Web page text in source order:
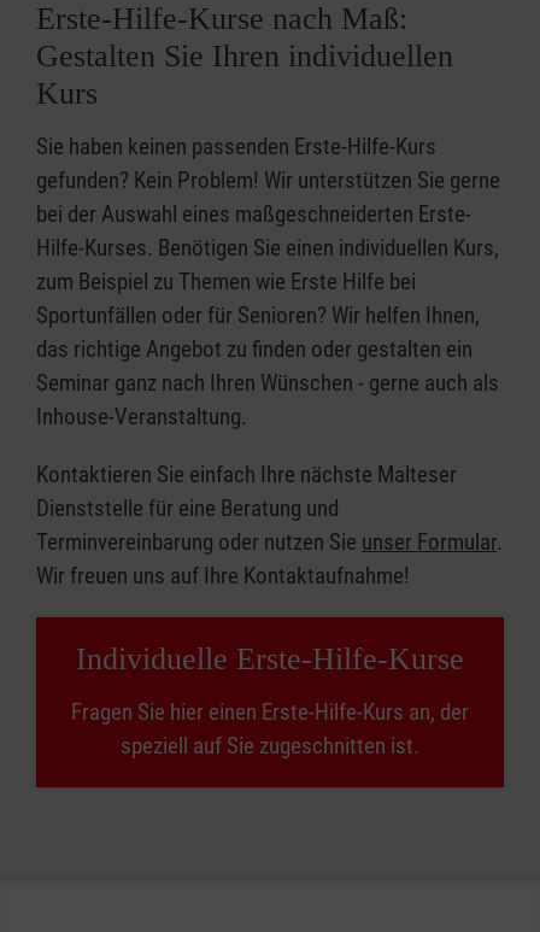
Erste-Hilfe-Kurse nach Maß:
Gestalten Sie Ihren individuellen
Kurs
Sie haben keinen passenden Erste-Hilfe-Kurs
gefunden? Kein Problem! Wir unterstützen Sie gerne
bei der Auswahl eines maßgeschneiderten Erste-
Hilfe-Kurses. Benötigen Sie einen individuellen Kurs,
zum Beispiel zu Themen wie Erste Hilfe bei
Sportunfällen oder für Senioren? Wir helfen Ihnen,
das richtige Angebot zu finden oder gestalten ein
Seminar ganz nach Ihren Wünschen - gerne auch als
Inhouse-Veranstaltung.
Kontaktieren Sie einfach Ihre nächste Malteser
Dienststelle für eine Beratung und
Terminvereinbarung oder nutzen Sie unser Formular.
Wir freuen uns auf Ihre Kontaktaufnahme!
Individuelle Erste-Hilfe-Kurse
Fragen Sie hier einen Erste-Hilfe-Kurs an, der
speziell auf Sie zugeschnitten ist.